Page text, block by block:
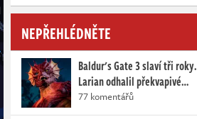
NEPŘEHLÉDNĚTE
Baldur's Gate 3 slaví tři roky.
Larian odhalil překvapivé…
77 komentářů